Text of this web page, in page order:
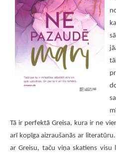
Tā ir perfektā Greisa, kura ir ne
arī kopīga aizraušanās ar
ar Greisu, taču viņa skatiens visu